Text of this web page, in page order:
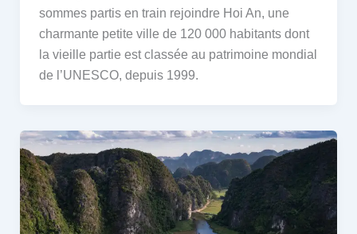
sommes partis en train rejoindre Hoi An, une
charmante petite ville de 120 000 habitants dont
la vieille partie est classée au patrimoine mondial
de l’UNESCO, depuis 1999.